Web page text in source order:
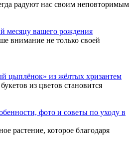
радуют нас своим неповторимым
месяцу вашего рождения
внимание не только своей
цыплёнок» из жёлтых хризантем
из цветов становится
фото и советы по уходу в
растение, которое благодаря